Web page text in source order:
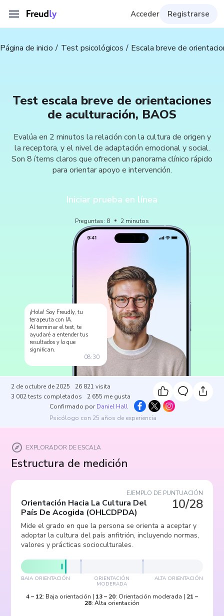
Acceder Registrarse
Página de inicio Test psicológicos Escala breve de
Test escala breve de orientaciones
de aculturación, BAOS
Evalúa en 2 minutos la relación con la cultura de origen y
la receptora, y el nivel de adaptación emocional y social.
Son 8 ítems claros que ofrecen un panorama clínico rápido
para orientar apoyo e intervención.
Iniciar prueba en línea
Preguntas: 8 2 minutos
¡Hola! Soy Freudly, tu
terapeuta con IA.
Al terminar el test, te
ayudaré a entender tus
resultados y lo que
significan.
08:30
2 de octubre de 2025 26 821 visita
3 002 tests completados 2 655 me gusta
Confirmado por Daniel Hall
Psicólogo con 25 años de experiencia
EXPLORADOR DE ESCALA
Estructura de medición
EJEMPLO DE PUNTUACIÓN
10/28
Orientación Hacia La Cultura Del
País De Acogida (OHLCDPDA)
Mide el grado en que la persona se orienta a aceptar y
adoptar la cultura del país anfitrión, incluyendo normas,
valores y prácticas socioculturales.
BAJA ORIENTACIÓN ORIENTACIÓN
MODERADA
ALTA ORIENTACIÓN
4– 12: Baja orientación | 13– 20: Orientación moderada | 21 –
28: Alta orientación